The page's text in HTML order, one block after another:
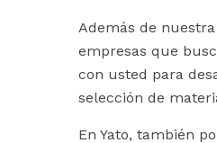
Además de
empresas que
con usted para
selección de
En Yato, también